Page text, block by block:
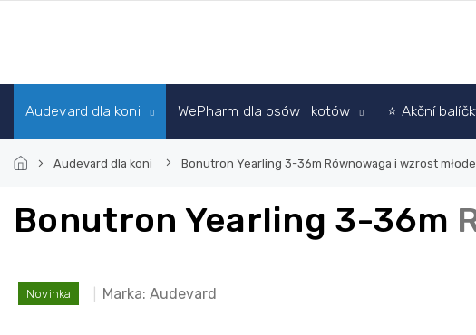
Audevard dla koni WePharm dla psów i kotów ⭐ Akční
Audevard dla koni Bonutron Yearling 3-36m Równowaga i wzrost
Bonutron Yearling 3-36m
Novinka Marka: Audevard